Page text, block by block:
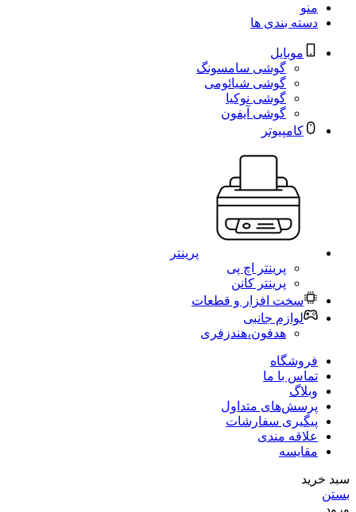
منو
دسته بندی ها
موبایل
گوشی سامسونگ
گوشی شیائومی
گوشی نوکیا
گوشی آیفون
کامپیوتر
پرینتر
پرینتر اچ پی
پرینتر کانن
سخت افزار و قطعات
لوازم جانبی
هدفون،هندزفری
فروشگاه
تماس با ما
وبلاگ
پرسش‌های متداول
پیگیری سفارشات
علاقه مندی
مقایسه
سبد خرید
بستن